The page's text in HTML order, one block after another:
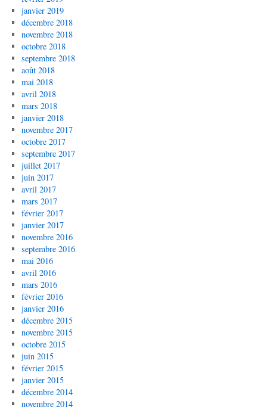
janvier 2019
décembre 2018
novembre 2018
octobre 2018
septembre 2018
août 2018
mai 2018
avril 2018
mars 2018
janvier 2018
novembre 2017
octobre 2017
septembre 2017
juillet 2017
juin 2017
avril 2017
mars 2017
février 2017
janvier 2017
novembre 2016
septembre 2016
mai 2016
avril 2016
mars 2016
février 2016
janvier 2016
décembre 2015
novembre 2015
octobre 2015
juin 2015
février 2015
janvier 2015
décembre 2014
novembre 2014